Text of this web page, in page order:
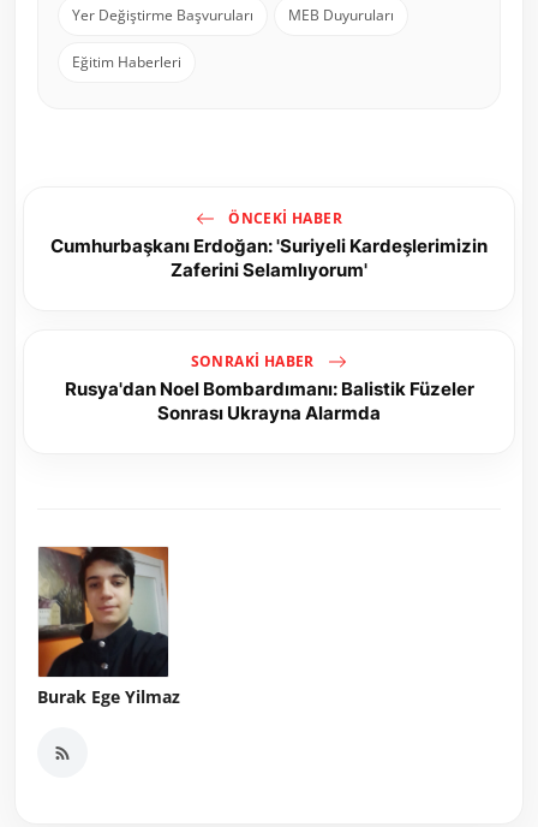
Yer Değiştirme Başvuruları MEB Duyuruları
Eğitim Haberleri
ÖNCEKI HABER
Cumhurbaşkanı Erdoğan: 'Suriyeli Kardeşlerimizin
Zaferini Selamlıyorum'
SONRAKI HABER
Rusya'dan Noel Bombardımanı: Balistik Füzeler
Sonrası Ukrayna Alarmda
Burak Ege Yilmaz